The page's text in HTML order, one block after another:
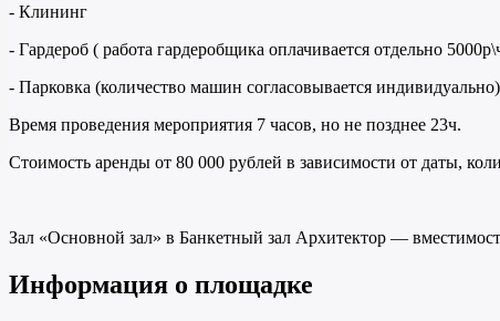
- Клининг
- Гардероб ( работа гардеробщика оплачивается отдельно
- Парковка (количество машин согласовывается индивидуально)
Время проведения мероприятия 7 часов, но не позднее 23ч.
Стоимость аренды от 80 000 рублей в зависимости от даты,
Зал «Основной зал» в Банкетный зал Архитектор —
Информация о площадке